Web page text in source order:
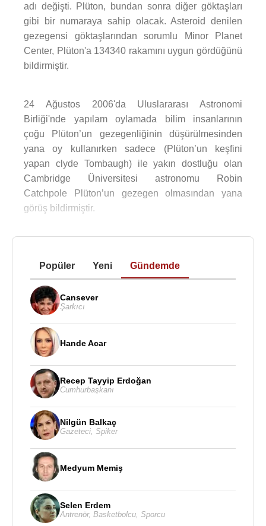
adı değişti. Plüton, bundan sonra diğer göktaşları
gibi bir numaraya sahip olacak. Asteroid denilen
gezegensi göktaşlarından sorumlu Minor Planet
Center, Plüton'a 134340 rakamını uygun gördüğünü
bildirmiştir.
24 Ağustos 2006'da Uluslararası Astronomi
Birliği'nde yapılam oylamada bilim insanlarının
çoğu Plüton’un gezegenliğinin düşürülmesinden
yana oy kullanırken sadece (Plüton’un keşfini
yapan clyde Tombaugh) ile yakın dostluğu olan
Cambridge Üniversitesi astronomu Robin
Catchpole Plüton’un gezegen olmasından yana
görüş bildirmiştir.
Popüler Yeni Gündemde
Cansever
Şarkıcı
Hande Acar
Recep Tayyip Erdoğan
Cumhurbaşkanı
Nilgün Balkaç
Gazeteci Spiker
Medyum Memiş
Selen Erdem
Antrenör, Basketbolcu Sporcu